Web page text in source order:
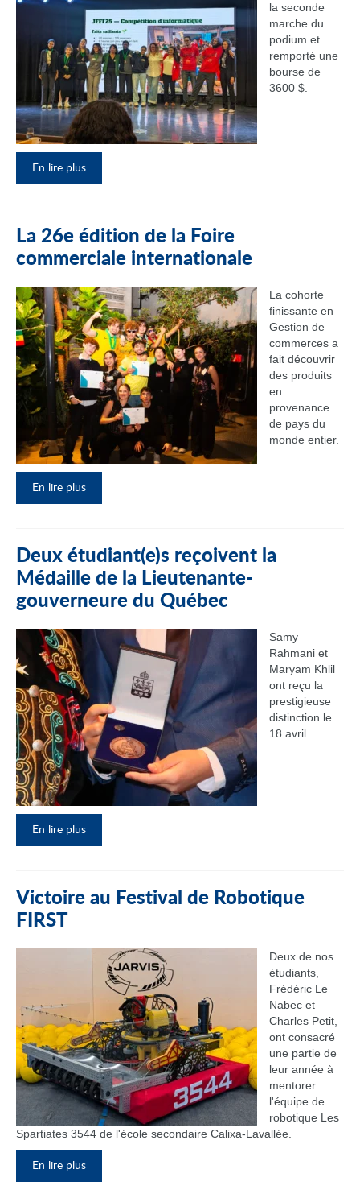
la seconde
marche du
podium et
remporté une
bourse de
3600 $.
En lire plus
La 26e édition de la Foire
commerciale internationale
La cohorte
finissante en
Gestion de
commerces a
fait découvrir
des produits
en
provenance
de pays du
monde entier.
En lire plus
Deux étudiant(e)s reçoivent la
Médaille de la Lieutenante-
gouverneure du Québec
Samy
Rahmani et
Maryam Khlil
ont reçu la
prestigieuse
distinction le
18 avril.
En lire plus
Victoire au Festival de Robotique
FIRST
Deux de nos
étudiants,
Frédéric Le
Nabec et
Charles Petit,
ont consacré
une partie de
leur année à
mentorer
l'équipe de
robotique Les
Spartiates 3544 de l'école secondaire Calixa-Lavallée.
En lire plus